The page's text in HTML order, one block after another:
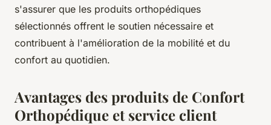
s'assurer que les produits orthopédiques
sélectionnés offrent le soutien nécessaire et
contribuent à l'amélioration de la mobilité et du
confort au quotidien.
Avantages des produits de Confort
Orthopédique et service client